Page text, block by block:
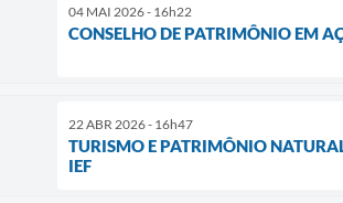
04 MAI 2026 - 16h22
CONSELHO DE PATRIMÔNIO EM
22 ABR 2026 - 16h47
TURISMO E PATRIMÔNIO
IEF